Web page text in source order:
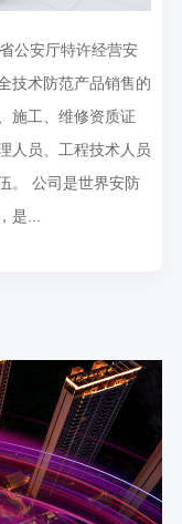
公安厅特许经营安
技术防范产品销售的
施工、维修资质证
人员、工程技术人员
。 公司是世界安防
是...